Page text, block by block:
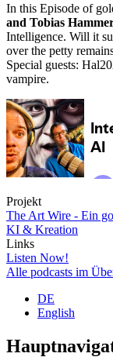
In this Episode of
and Tobias
Intelligence. Will it
over the petty
Special guests:
vampire.
Projekt
The Art Wire - Ein
KI & Kreation
Links
Listen Now!
Alle podcasts im
DE
English